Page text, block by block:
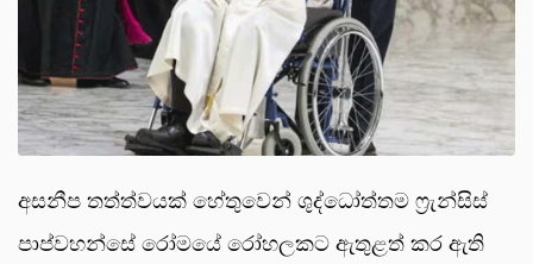
අසනීප තත්ත්වයක් හේතුවෙන් ශුද්ධෝත්තම ෆ්‍රැන්සිස්
පාප්වහන්සේ රෝමයේ රෝහලකට ඇතුළත් කර ඇති